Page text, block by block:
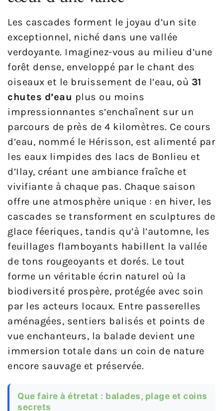
Les cascades forment le joyau d’un site
exceptionnel, niché dans une vallée
verdoyante. Imaginez-vous au milieu d’une
forêt dense, enveloppé par le chant des
oiseaux et le bruissement de l’eau, où 31
chutes d’eau plus ou moins
impressionnantes s’enchaînent sur un
parcours de près de 4 kilomètres. Ce cours
d’eau, nommé le Hérisson, est alimenté par
les eaux limpides des lacs de Bonlieu et
d’Ilay, créant une ambiance fraîche et
vivifiante à chaque pas. Chaque saison
offre une atmosphère unique : en hiver, les
cascades se transforment en sculptures de
glace féeriques, tandis qu’à l’automne, les
feuillages flamboyants habillent la vallée
de tons rougeoyants et dorés. Le tout
forme un véritable écrin naturel où la
biodiversité prospère, protégée avec soin
par les acteurs locaux. Entre passerelles
aménagées, sentiers balisés et points de
vue enchanteurs, la balade devient une
immersion totale dans un coin de nature
encore sauvage et préservée.
Que faire à étretat : balades, plage et coins
secrets